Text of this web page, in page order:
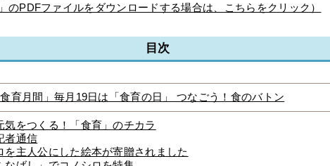
のPDFファイルをダウンロードする場合は、こちらをクリック）
目次
育月間」毎月19日は「食育の日」 つなごう！食のバトン
気をつくる！「食育」のチカラ
者通信
を主人公にした絵本が寄贈されました